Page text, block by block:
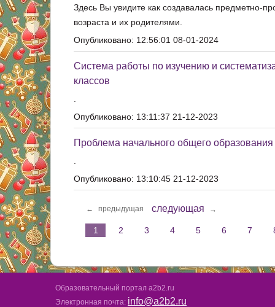
Здесь Вы увидите как создавалась предметно-
возраста и их родителями.
Опубликовано: 12:56:01 08-01-2024
Система работы по изучению и
классов
Опубликовано: 13:11:37 21-12-2023
Проблема начального общего образования
Опубликовано: 13:10:45 21-12-2023
← предыдущая следующая →
1 2 3 4 5 6 7
Образовательный портал a2b2.ru
Электронная почта: info@a2b2.ru